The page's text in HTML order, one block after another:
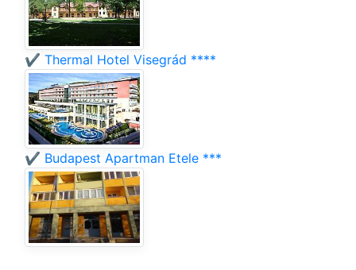
✔️ Thermal Hotel Visegrád ****
✔️ Budapest Apartman Etele ***